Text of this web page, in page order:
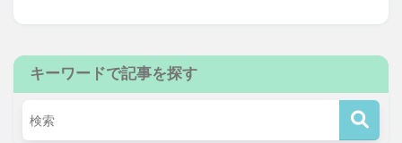
キーワードで記事を探す